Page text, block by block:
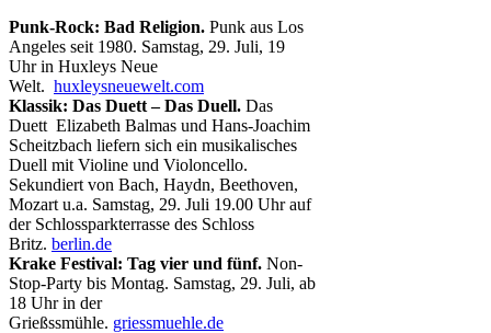
Punk-Rock: Bad Religion. Punk aus Los
Angeles seit 1980. Samstag, 29. Juli, 19
Uhr in Huxleys Neue
Welt. huxleysneuewelt.com
Klassik: Das Duett – Das Duell. Das
Duett Elizabeth Balmas und Hans-Joachim
Scheitzbach liefern sich ein musikalisches
Duell mit Violine und Violoncello.
Sekundiert von Bach, Haydn, Beethoven,
Mozart u.a. Samstag, 29. Juli 19.00 Uhr auf
der Schlossparkterrasse des Schloss
Britz. berlin.de
Krake Festival: Tag vier und fünf. Non-
Stop-Party bis Montag. Samstag, 29. Juli, ab
18 Uhr in der
Grießssmühle. griessmuehle.de